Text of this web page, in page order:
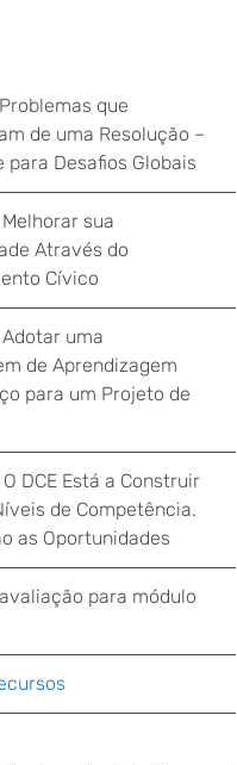
que
de uma Resolução –
para Desafios Globais
sua
Através do
Cívico
uma
de Aprendizagem
para um Projeto de
DCE Está a Construir
de Competência.
as Oportunidades
para módulo